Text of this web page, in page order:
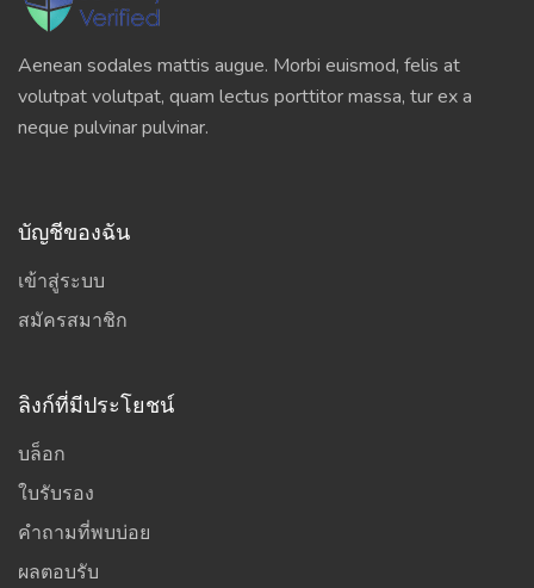
Aenean sodales mattis augue. Morbi euismod, felis at
volutpat volutpat, quam lectus porttitor massa, tur ex a
neque pulvinar pulvinar.
บัญชีของฉัน
เข้าสู่ระบบ
สมัครสมาชิก
ลิงก์ที่มีประโยชน์
บล็อก
ใบรับรอง
คำถามที่พบบ่อย
ผลตอบรับ